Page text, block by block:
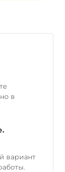
в
вариант